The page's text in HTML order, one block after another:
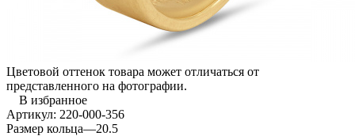
Цветовой оттенок товара может отличаться от
представленного на фотографии.
В избранное
Артикул: 220-000-356
Размер кольца—20.5